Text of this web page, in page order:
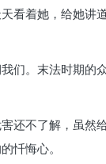
看着她，给她
。末法时期的
还不了解，虽
忏悔心。